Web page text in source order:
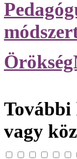
További
vagy